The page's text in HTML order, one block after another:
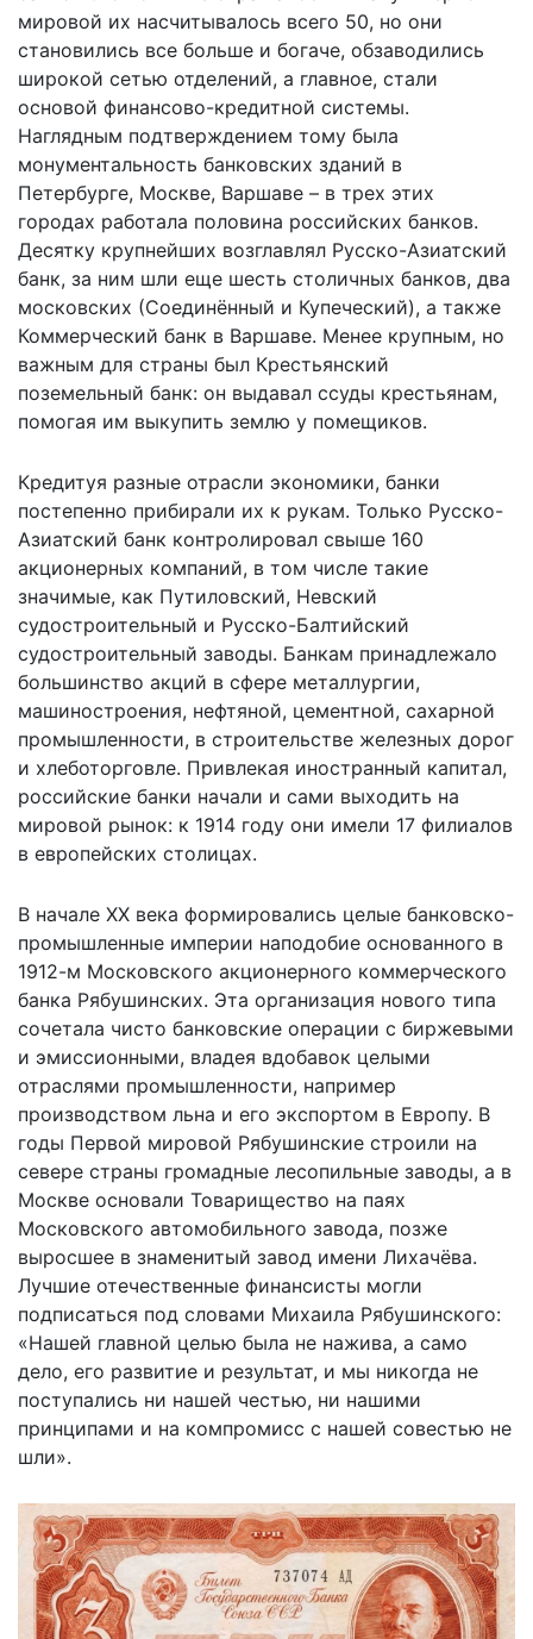
мировой их насчитывалось всего 50, но они
становились все больше и богаче, обзаводились
широкой сетью отделений, а главное, стали
основой финансово-кредитной системы.
Наглядным подтверждением тому была
монументальность банковских зданий в
Петербурге, Москве, Варшаве – в трех этих
городах работала половина российских банков.
Десятку крупнейших возглавлял Русско-Азиатский
банк, за ним шли еще шесть столичных банков, два
московских (Соединённый и Купеческий), а также
Коммерческий банк в Варшаве. Менее крупным, но
важным для страны был Крестьянский
поземельный банк: он выдавал ссуды крестьянам,
помогая им выкупить землю у помещиков.
Кредитуя разные отрасли экономики, банки
постепенно прибирали их к рукам. Только Русско-
Азиатский банк контролировал свыше 160
акционерных компаний, в том числе такие
значимые, как Путиловский, Невский
судостроительный и Русско-Балтийский
судостроительный заводы. Банкам принадлежало
большинство акций в сфере металлургии,
машиностроения, нефтяной, цементной, сахарной
промышленности, в строительстве железных дорог
и хлеботорговле. Привлекая иностранный капитал,
российские банки начали и сами выходить на
мировой рынок: к 1914 году они имели 17 филиалов
в европейских столицах.
В начале ХХ века формировались целые банковско-
промышленные империи наподобие основанного в
1912-м Московского акционерного коммерческого
банка Рябушинских. Эта организация нового типа
сочетала чисто банковские операции с биржевыми
и эмиссионными, владея вдобавок целыми
отраслями промышленности, например
производством льна и его экспортом в Европу. В
годы Первой мировой Рябушинские строили на
севере страны громадные лесопильные заводы, а в
Москве основали Товарищество на паях
Московского автомобильного завода, позже
выросшее в знаменитый завод имени Лихачёва.
Лучшие отечественные финансисты могли
подписаться под словами Михаила Рябушинского:
«Нашей главной целью была не нажива, а само
дело, его развитие и результат, и мы никогда не
поступались ни нашей честью, ни нашими
принципами и на компромисс с нашей совестью не
шли».